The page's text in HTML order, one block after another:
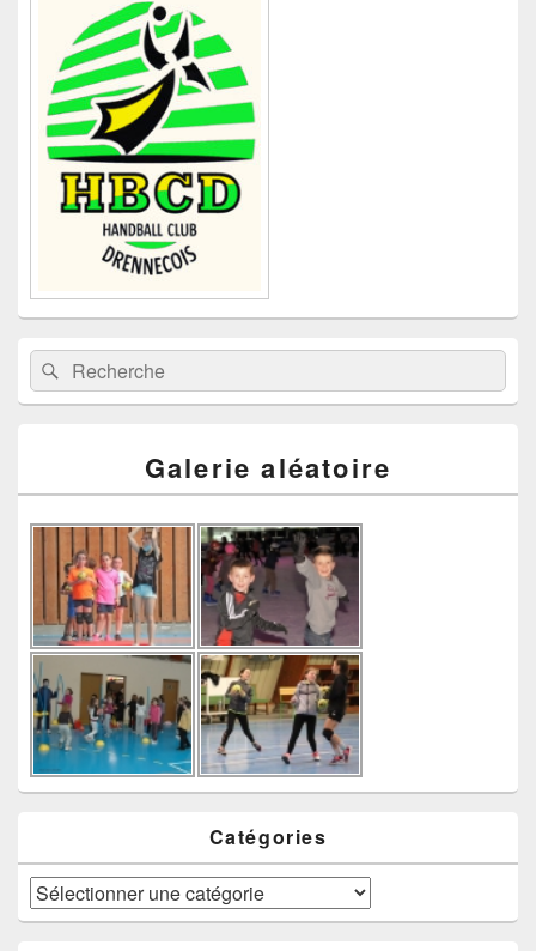
barre
latérale
Recherche :Rechercher
Galerie aléatoire
Catégories
Catégories